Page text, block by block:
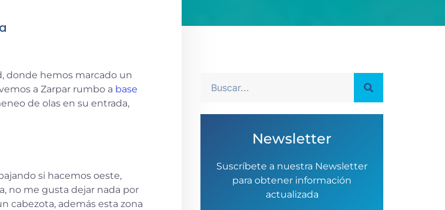
donde hemos marcado un
a Zarpar rumbo a base
de olas en su entrada,
si hacemos oeste,
no me gusta dejar nada por
cabezota, además esta zona
Newsletter
Suscríbete a nuestra Newsletter
para obtener información
actualizada